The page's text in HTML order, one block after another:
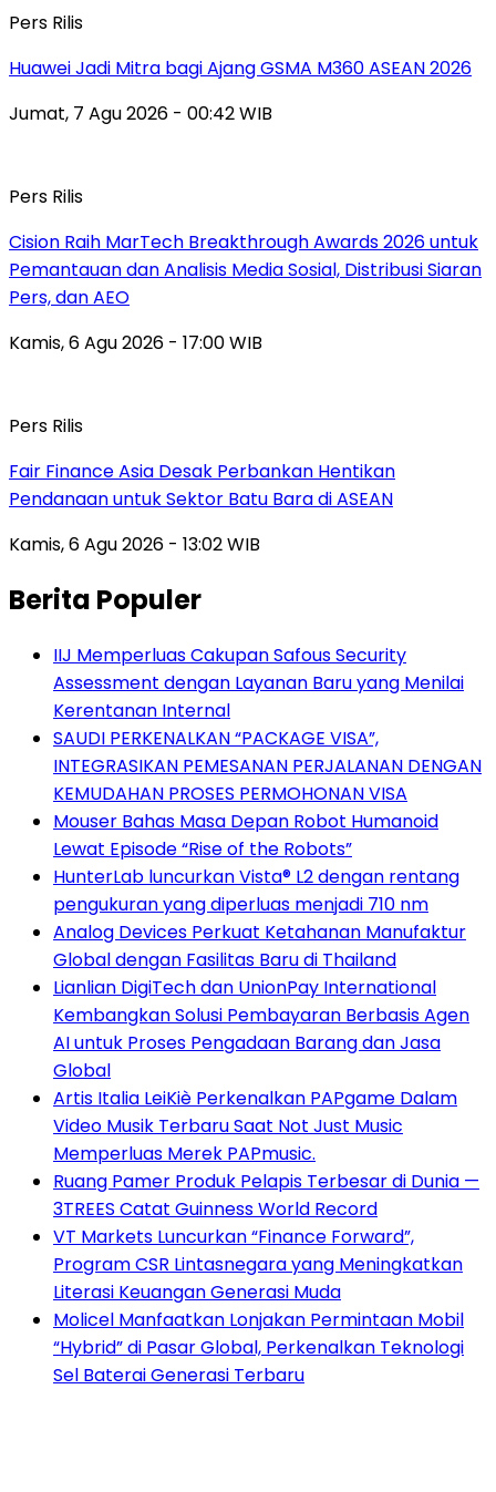
Pers Rilis
Huawei Jadi Mitra bagi Ajang GSMA M360 ASEAN 2026
Jumat, 7 Agu 2026 - 00:42 WIB
Pers Rilis
Cision Raih MarTech Breakthrough Awards 2026 untuk
Pemantauan dan Analisis Media Sosial, Distribusi Siaran
Pers, dan AEO
Kamis, 6 Agu 2026 - 17:00 WIB
Pers Rilis
Fair Finance Asia Desak Perbankan Hentikan
Pendanaan untuk Sektor Batu Bara di ASEAN
Kamis, 6 Agu 2026 - 13:02 WIB
Berita Populer
IIJ Memperluas Cakupan Safous Security
Assessment dengan Layanan Baru yang Menilai
Kerentanan Internal
SAUDI PERKENALKAN “PACKAGE VISA”,
INTEGRASIKAN PEMESANAN PERJALANAN DENGAN
KEMUDAHAN PROSES PERMOHONAN VISA
Mouser Bahas Masa Depan Robot Humanoid
Lewat Episode “Rise of the Robots”
HunterLab luncurkan Vista® L2 dengan rentang
pengukuran yang diperluas menjadi 710 nm
Analog Devices Perkuat Ketahanan Manufaktur
Global dengan Fasilitas Baru di Thailand
Lianlian DigiTech dan UnionPay International
Kembangkan Solusi Pembayaran Berbasis Agen
AI untuk Proses Pengadaan Barang dan Jasa
Global
Artis Italia LeiKiè Perkenalkan PAPgame Dalam
Video Musik Terbaru Saat Not Just Music
Memperluas Merek PAPmusic.
Ruang Pamer Produk Pelapis Terbesar di Dunia —
3TREES Catat Guinness World Record
VT Markets Luncurkan “Finance Forward”,
Program CSR Lintasnegara yang Meningkatkan
Literasi Keuangan Generasi Muda
Molicel Manfaatkan Lonjakan Permintaan Mobil
“Hybrid” di Pasar Global, Perkenalkan Teknologi
Sel Baterai Generasi Terbaru